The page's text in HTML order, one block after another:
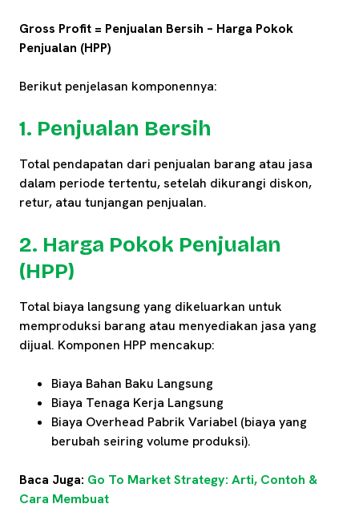
Gross Profit = Penjualan Bersih – Harga Pokok
Penjualan (HPP)
Berikut penjelasan komponennya:
1. Penjualan Bersih
Total pendapatan dari penjualan barang atau jasa
dalam periode tertentu, setelah dikurangi diskon,
retur, atau tunjangan penjualan.
2. Harga Pokok Penjualan
(HPP)
Total biaya langsung yang dikeluarkan untuk
memproduksi barang atau menyediakan jasa yang
dijual. Komponen HPP mencakup:
Biaya Bahan Baku Langsung
Biaya Tenaga Kerja Langsung
Biaya Overhead Pabrik Variabel (biaya yang
berubah seiring volume produksi).
Baca Juga: Go To Market Strategy: Arti, Contoh &
Cara Membuat